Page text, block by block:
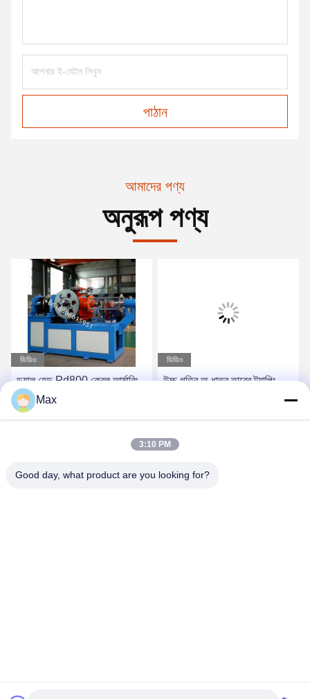
পাঠান
আমাদের পণ্য
অনুরূপ পণ্য
ভিডিও
ডুয়াল হেড Pd800 কেবল আর্মারিং
মেশিন সর্বোচ্চ ঘূর্ণন গতি 650r/মিনিট
ভিডিও
উচ্চ গতির অ ধাতব তারের ট্যাপিং
Max
3:10 PM
Good day, what product are you looking for?